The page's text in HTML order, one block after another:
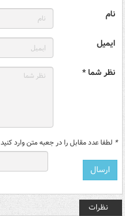
نام
ایمیل
نظر شما *
* لطفا عدد مقابل را در جعبه متن وارد کنید
نظرات